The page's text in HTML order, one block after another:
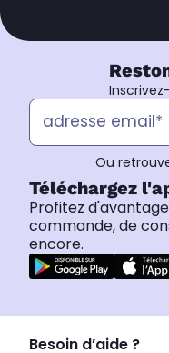
Ou
Téléchargez
Profitez
commande, de
encore.
Besoin d’aide ?